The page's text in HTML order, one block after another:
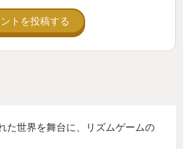
トを投稿する
た世界を舞台に、リズムゲームの